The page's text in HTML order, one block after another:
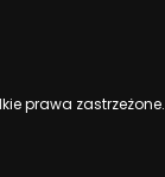
prawa zastrzeżone.